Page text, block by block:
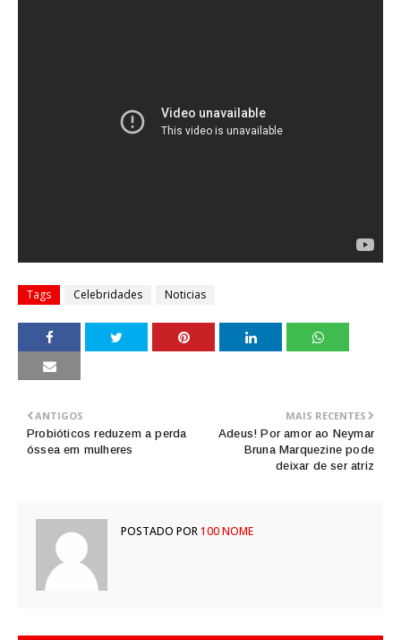
Tags Celebridades Noticias
MAIS RECENTES
Adeus! Por amor ao Neymar
Bruna Marquezine pode
deixar de ser atriz
ANTIGOS
Probióticos reduzem a perda
óssea em mulheres
POSTADO POR100 NOME